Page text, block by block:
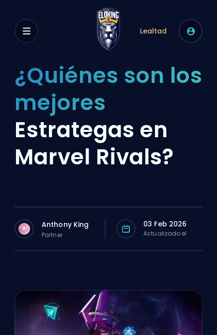
Lealtad
¿Quiénes son los
mejores
Estrategas en
Marvel Rivals?
A Anthony King
Partner
03 Feb 2026
Actualizado el